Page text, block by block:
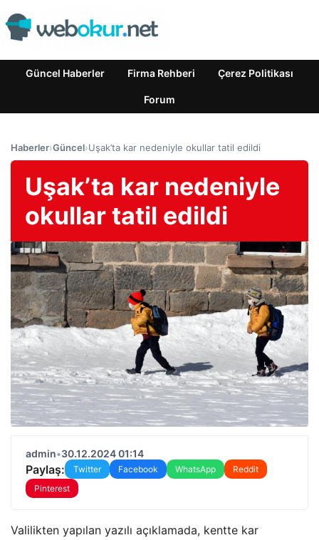
Güncel Haberler Firma Rehberi Çerez Politikası
Forum
Haberler›Güncel›Uşak’ta kar nedeniyle okullar tatil edildi
Uşak’ta kar nedeniyle
okullar tatil edildi
admin•30.12.2024 01:14
Paylaş: Twitter Facebook WhatsApp
Reddit
Pinterest
Valilikten yapılan yazılı açıklamada, kentte kar